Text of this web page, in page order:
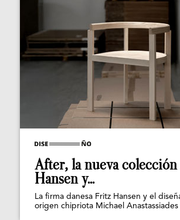
After, la nueva
Hansen y...
La firma danesa Fritz Hansen y el
origen chipriota Michael